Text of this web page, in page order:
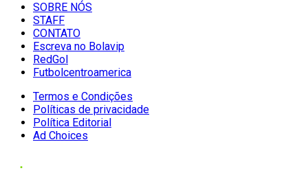
SOBRE NÓS
STAFF
CONTATO
Escreva no Bolavip
RedGol
Futbolcentroamerica
Termos e Condições
Políticas de privacidade
Política Editorial
Ad Choices